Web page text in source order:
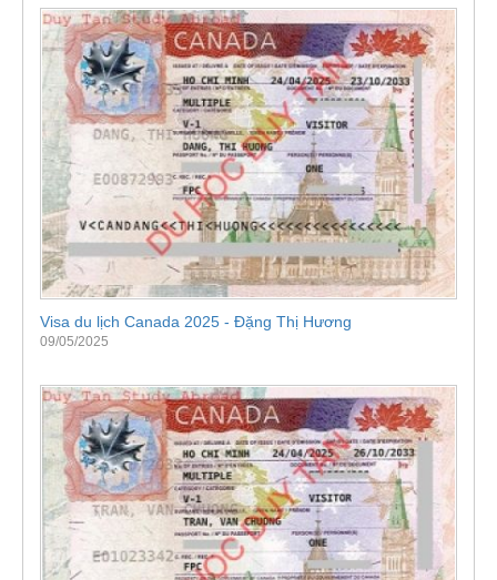
Visa du lịch Canada 2025 - Đặng Thị Hương
09/05/2025